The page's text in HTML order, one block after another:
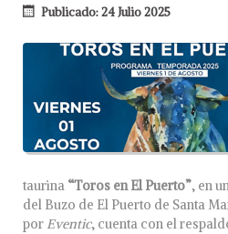
Publicado: 24 Julio 2025
taurina “Toros en El Puerto”, en
del Buzo de El Puerto de Santa
por Eventic, cuenta con el